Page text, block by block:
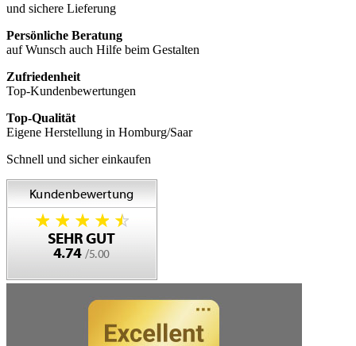
und sichere Lieferung
Persönliche Beratung
auf Wunsch auch Hilfe beim Gestalten
Zufriedenheit
Top-Kundenbewertungen
Top-Qualität
Eigene Herstellung in Homburg/Saar
Schnell und sicher einkaufen